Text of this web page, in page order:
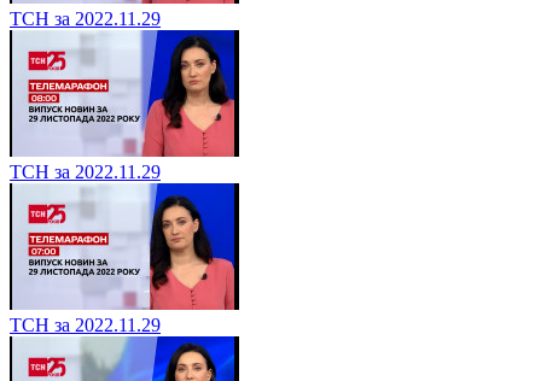
ТСН за 2022.11.29
ТСН за 2022.11.29
ТСН за 2022.11.29